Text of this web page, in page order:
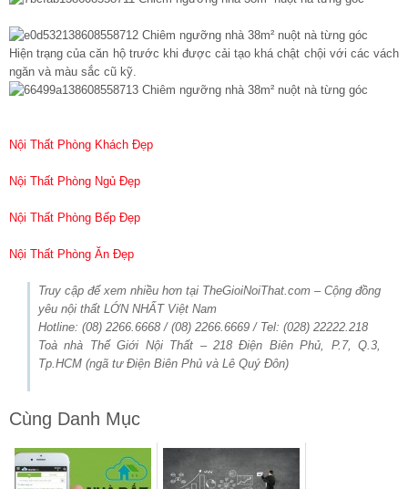
Hiện trạng của căn hộ trước khi được cải tạo khá chật chội với các vách
ngăn và màu sắc cũ kỹ.
Nội Thất Phòng Khách Đẹp
Nội Thất Phòng Ngủ Đẹp
Nội Thất Phòng Bếp Đẹp
Nội Thất Phòng Ăn Đẹp
Truy cập để xem nhiều hơn tại TheGioiNoiThat.com – Cộng đồng
yêu nội thất LỚN NHẤT Việt Nam
Hotline: (08) 2266.6668 / (08) 2266.6669 / Tel: (028) 22222.218
Toà nhà Thế Giới Nội Thất – 218 Điện Biên Phủ, P.7, Q.3,
Tp.HCM (ngã tư Điện Biên Phủ và Lê Quý Đôn)
Cùng Danh Mục